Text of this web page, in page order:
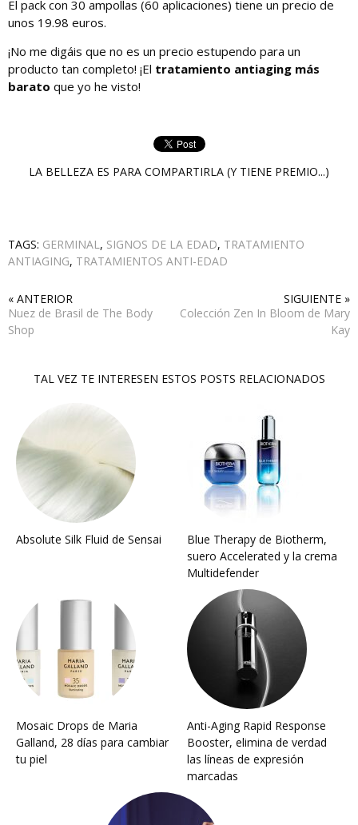
El pack con 30 ampollas (60 aplicaciones) tiene un precio de
unos 19.98 euros.
¡No me digáis que no es un precio estupendo para un
producto tan completo! ¡El tratamiento antiaging más
barato que yo he visto!
LA BELLEZA ES PARA COMPARTIRLA (Y TIENE PREMIO...)
TAGS: GERMINAL, SIGNOS DE LA EDAD, TRATAMIENTO
ANTIAGING, TRATAMIENTOS ANTI-EDAD
« ANTERIOR
Nuez de Brasil de The Body
Shop
SIGUIENTE »
Colección Zen In Bloom de Mary
Kay
TAL VEZ TE INTERESEN ESTOS POSTS RELACIONADOS
Absolute Silk Fluid de Sensai
Blue Therapy de Biotherm,
suero Accelerated y la crema
Multidefender
Mosaic Drops de Maria
Galland, 28 días para cambiar
tu piel
Anti-Aging Rapid Response
Booster, elimina de verdad
las líneas de expresión
marcadas